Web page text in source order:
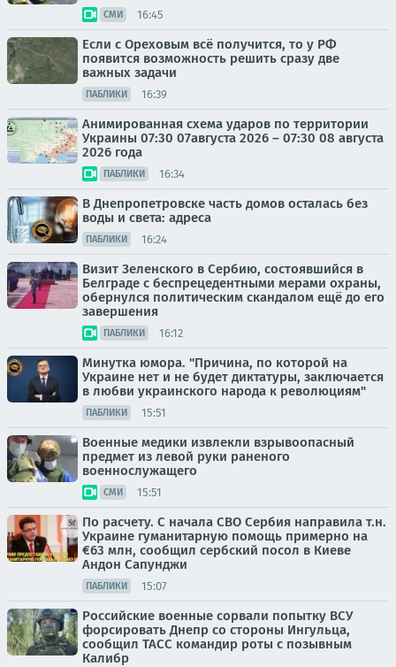
СМИ 16:45
Если с Ореховым всё получится, то у РФ
появится возможность решить сразу две
важных задачи
ПАБЛИКИ 16:39
Анимированная схема ударов по территории
Украины 07:30 07августа 2026 – 07:30 08 августа
2026 года
ПАБЛИКИ 16:34
В Днепропетровске часть домов осталась без
воды и света: адреса
ПАБЛИКИ 16:24
Визит Зеленского в Сербию, состоявшийся в
Белграде с беспрецедентными мерами охраны,
обернулся политическим скандалом ещё до его
завершения
ПАБЛИКИ 16:12
Минутка юмора. "Причина, по которой на
Украине нет и не будет диктатуры, заключается
в любви украинского народа к революциям"
ПАБЛИКИ 15:51
Военные медики извлекли взрывоопасный
предмет из левой руки раненого
военнослужащего
СМИ 15:51
По расчету. С начала СВО Сербия направила т.н.
Украине гуманитарную помощь примерно на
€63 млн, сообщил сербский посол в Киеве
Андон Сапунджи
ПАБЛИКИ 15:07
Российские военные сорвали попытку ВСУ
форсировать Днепр со стороны Ингульца,
сообщил ТАСС командир роты с позывным
Калибр